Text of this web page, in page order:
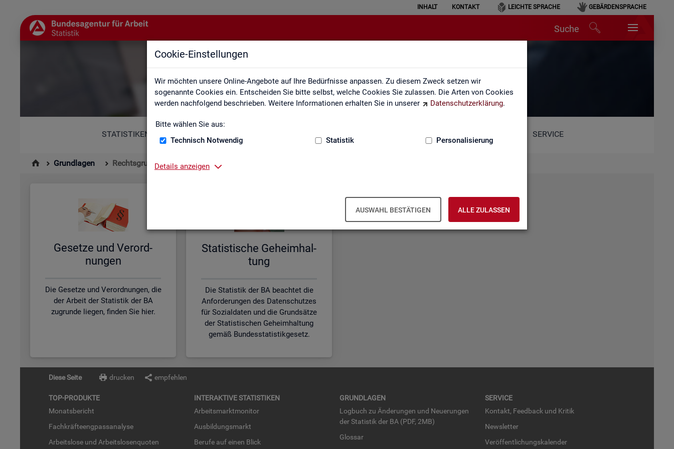
Cookie-Einstellungen
Wir möchten unsere Online-Angebote auf Ihre Bedürfnisse anpassen. Zu diesem Zweck setzen wir
sogenannte Cookies ein. Entscheiden Sie bitte selbst, welche Cookies Sie zulassen. Die Arten von Cookies
werden nachfolgend beschrieben. Weitere Informationen erhalten Sie in unserer
Datenschutzerklärung.
Bitte wählen Sie aus:
Technisch Notwendig
Statistik Personalisierung
Details anzeigen
AUSWAHL BESTÄTIGEN ALLE ZULASSEN
INHALT KONTAKT LEICHTE SPRACHE GEBÄRDENSPRACHE
Suche
Rechtsgrundlagen
STATISTIKEN SERVICE
Grundlagen Rechtsgrundlagen
Ge­set­ze und Ver­ord­
nun­gen
Die Gesetze und Verordnungen, die
der Arbeit der Statistik der BA
zugrunde liegen, finden Sie hier.
Sta­tis­ti­sche Ge­heim­hal­
tung
Die Statistik der BA beachtet die
Anforderungen des Datenschutzes
für Sozialdaten und die Grundsätze
der Statistischen Geheimhaltung
gemäß Bundesstatistikgesetz.
Diese Seite drucken empfehlen
TOP-PRO­DUK­TE
Mo­nats­be­richt
Fach­kräf­te­eng­pass­ana­ly­se
Ar­beits­lo­se und Ar­beits­lo­sen­quo­ten
IN­TER­AK­TI­VE STA­TIS­TI­KEN
Ar­beits­markt­mo­ni­tor
Aus­bil­dungs­markt
Be­ru­fe auf einen Blick
GRUND­LA­GEN
Log­buch zu Än­de­run­gen und Neue­run­gen
der Sta­tis­tik der BA (PDF, 2MB)
Glos­sar
SER­VICE
Kon­takt, Feed­back und Kri­tik
News­let­ter
Ver­öf­fent­li­chungs­ka­len­der